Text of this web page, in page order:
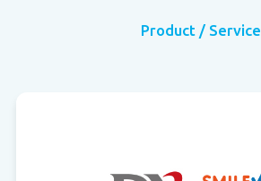
Product / Service